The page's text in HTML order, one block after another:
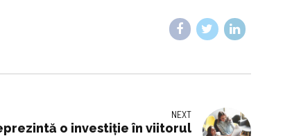
NEXT
o investiție în viitorul